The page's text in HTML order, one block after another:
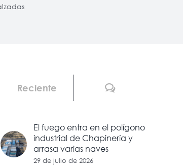
Reciente Comentarios
El fuego entra en el polígono
industrial de Chapinería y
arrasa varias naves
29 de julio de 2026